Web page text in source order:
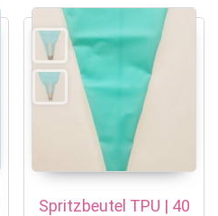
Spritzbeutel TPU | 40